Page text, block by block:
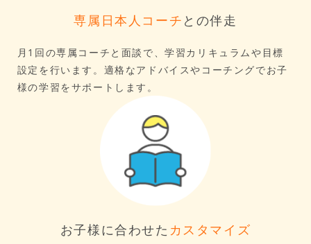
専属日本人コーチ との伴走
月1回の専属コーチと面談で、学習カリキュラムや目標
設定を行います。適格なアドバイスやコーチングでお子
様の学習をサポートします。
お子様に合わせた カスタマイズ